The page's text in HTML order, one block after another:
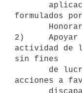
formulados
2)     Apoyar
actividad de
sin fines
acciones a